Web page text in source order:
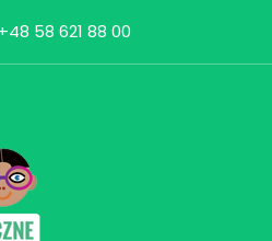
+48 58 621 88 00